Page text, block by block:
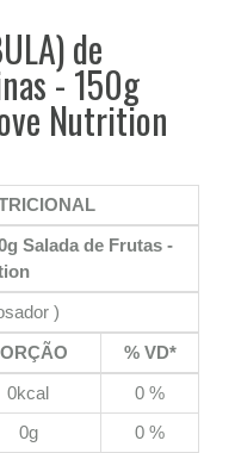
de
- 150g
Nutrition
Salada de Frutas -
)
% VD*
0kcal
0 %
0g 0 %